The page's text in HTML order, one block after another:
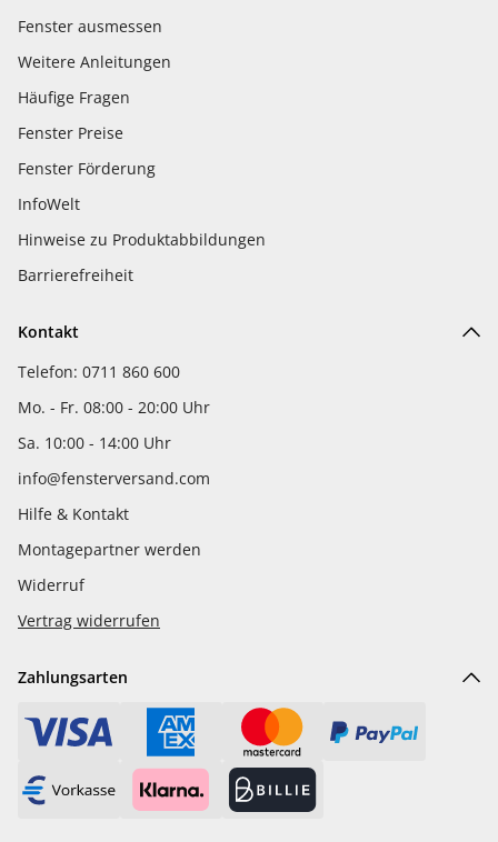
Fenster ausmessen
Weitere Anleitungen
Häufige Fragen
Fenster Preise
Fenster Förderung
InfoWelt
Hinweise zu Produktabbildungen
Barrierefreiheit
Kontakt
Telefon: 0711 860 600
Mo. - Fr. 08:00 - 20:00 Uhr
Sa. 10:00 - 14:00 Uhr
info@fensterversand.com
Hilfe & Kontakt
Montagepartner werden
Widerruf
Vertrag widerrufen
Zahlungsarten